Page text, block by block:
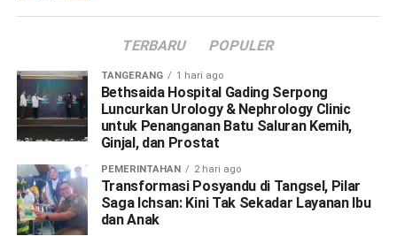
TERBARU POPULER
TANGERANG 1 hari ago
Bethsaida Hospital Gading Serpong
Luncurkan Urology & Nephrology Clinic
untuk Penanganan Batu Saluran Kemih,
Ginjal, dan Prostat
PEMERINTAHAN 2 hari ago
Transformasi Posyandu di Tangsel, Pilar
Saga Ichsan: Kini Tak Sekadar Layanan Ibu
dan Anak